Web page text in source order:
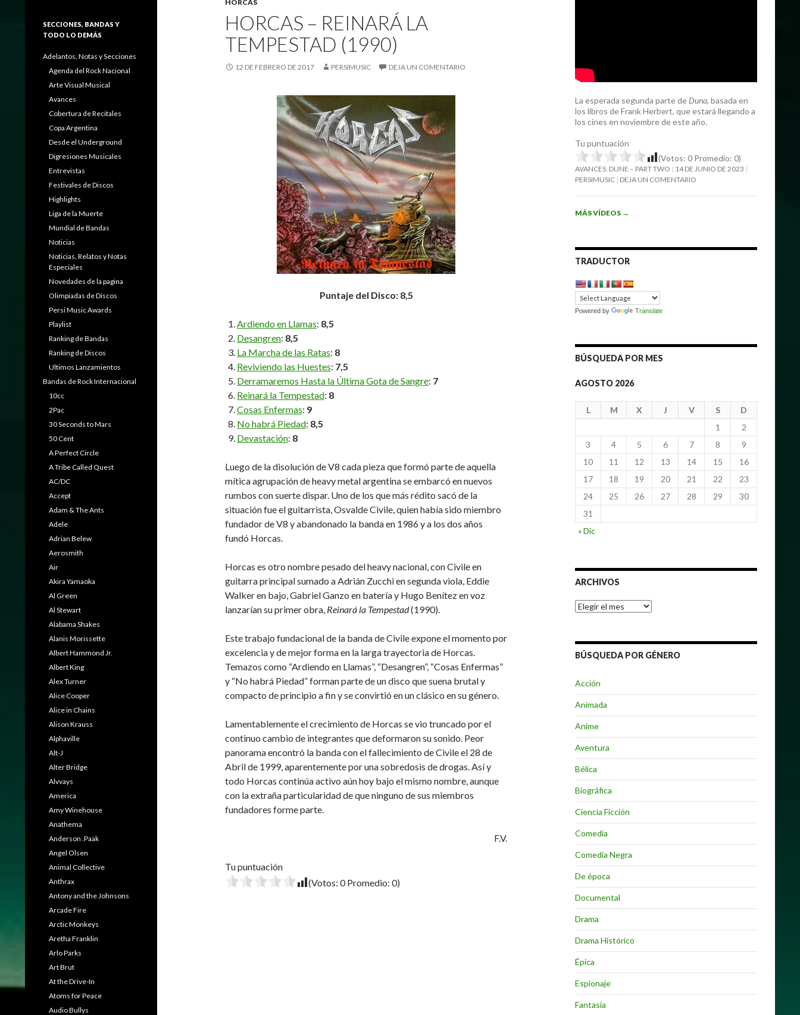
HORCAS
HORCAS – REINARÁ LA
TEMPESTAD (1990)
12 DE FEBRERO DE 2017 PERSIMUSIC DEJA UN COMENTARIO
Puntaje del Disco: 8,5
Ardiendo en Llamas: 8,5
Desangren: 8,5
La Marcha de las Ratas: 8
Reviviendo las Huestes: 7,5
Derramaremos Hasta la Última Gota de Sangre: 7
Reinará la Tempestad: 8
Cosas Enfermas: 9
No habrá Piedad: 8,5
Devastación: 8
Luego de la disolución de V8 cada pieza que formó parte de aquella
mítica agrupación de heavy metal argentina se embarcó en nuevos
rumbos con suerte dispar. Uno de los que más rédito sacó de la
situación fue el guitarrista, Osvalde Civile, quien había sido miembro
fundador de V8 y abandonado la banda en 1986 y a los dos años
fundó Horcas.
Horcas es otro nombre pesado del heavy nacional, con Civile en
guitarra principal sumado a Adrián Zucchi en segunda viola, Eddie
Walker en bajo, Gabriel Ganzo en batería y Hugo Benítez en voz
lanzarían su primer obra, Reinará la Tempestad(1990).
Este trabajo fundacional de la banda de Civile expone el momento por
excelencia y de mejor forma en la larga trayectoria de Horcas.
Temazos como “Ardiendo en Llamas”, “Desangren”, “Cosas Enfermas”
y “No habrá Piedad” forman parte de un disco que suena brutal y
compacto de principio a fin y se convirtió en un clásico en su género.
Lamentablemente el crecimiento de Horcas se vio truncado por el
continuo cambio de integrantes que deformaron su sonido. Peor
panorama encontró la banda con el fallecimiento de Civile el 28 de
Abril de 1999, aparentemente por una sobredosis de drogas. Así y
todo Horcas continúa activo aún hoy bajo el mismo nombre, aunque
con la extraña particularidad de que ninguno de sus miembros
fundadores forme parte.
F.V.
Tu puntuación
(Votos: 0Promedio: 0)
La esperada segunda parte de Duna, basada en
los libros de Frank Herbert, que estará llegando a
los cines en noviembre de este año.
Tu puntuación
(Votos: 0 Promedio: 0)
AVANCES: DUNE – PART TWO
14 DE JUNIO DE 2023
PERSIMUSIC DEJA UN COMENTARIO
MÁS VÍDEOS →
TRADUCTOR
Powered by Translate
BÚSQUEDA POR MES
AGOSTO 2026
L M X J V S
D
1
2
3
4 5 6 7 8
9
10
11 12 13 14 15
16
17
18 19 20 21 22
23
24
25 26 27 28 29
30
31
« Dic
ARCHIVOS
Archivos
BÚSQUEDA POR GÉNERO
Acción
Animada
Anime
Aventura
Bélica
Biográfica
Ciencia Ficción
Comedia
Comedia Negra
De época
Documental
Drama
Drama Histórico
Épica
Espionaje
Fantasia
SECCIONES, BANDAS Y
TODO LO DEMÁS
Adelantos, Notas y Secciones
Agenda del Rock Nacional
Arte Visual Musical
Avances
Cobertura de Recitales
Copa Argentina
Desde el Underground
Digresiones Musicales
Entrevistas
Festivales de Discos
Highlights
Liga de la Muerte
Mundial de Bandas
Noticias
Noticias, Relatos y Notas
Especiales
Novedades de la pagina
Olimpiadas de Discos
Persi Music Awards
Playlist
Ranking de Bandas
Ranking de Discos
Ultimos Lanzamientos
Bandas de Rock Internacional
10cc
2Pac
30 Seconds to Mars
50 Cent
A Perfect Circle
A Tribe Called Quest
AC/DC
Accept
Adam & The Ants
Adele
Adrian Belew
Aerosmith
Air
Akira Yamaoka
Al Green
Al Stewart
Alabama Shakes
Alanis Morissette
Albert Hammond Jr.
Albert King
Alex Turner
Alice Cooper
Alice in Chains
Alison Krauss
Alphaville
Alt-J
Alter Bridge
Alvvays
America
Amy Winehouse
Anathema
Anderson .Paak
Angel Olsen
Animal Collective
Anthrax
Antony and the Johnsons
Arcade Fire
Arctic Monkeys
Aretha Franklin
Arlo Parks
Art Brut
At the Drive-In
Atoms for Peace
Audio Bullys